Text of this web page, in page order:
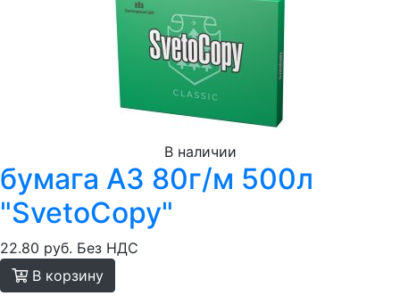
В наличии
бумага A3 80г/м 500л
"SvetoCopy"
22.80 руб. Без НДС
В корзину